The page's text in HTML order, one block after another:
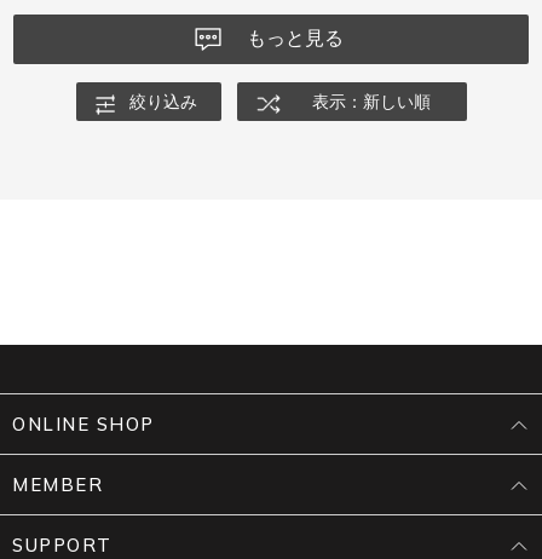
もっと見る
絞り込み 表示：新しい順
ONLINE SHOP
MEMBER
SUPPORT